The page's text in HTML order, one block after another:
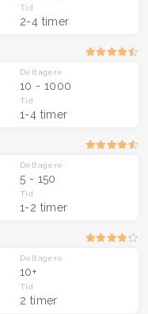
Tid
2-4 timer
Deltagere
10 - 1000
Tid
1-4 timer
Deltagere
5 - 150
Tid
1-2 timer
Deltagere
10+
Tid
2 timer